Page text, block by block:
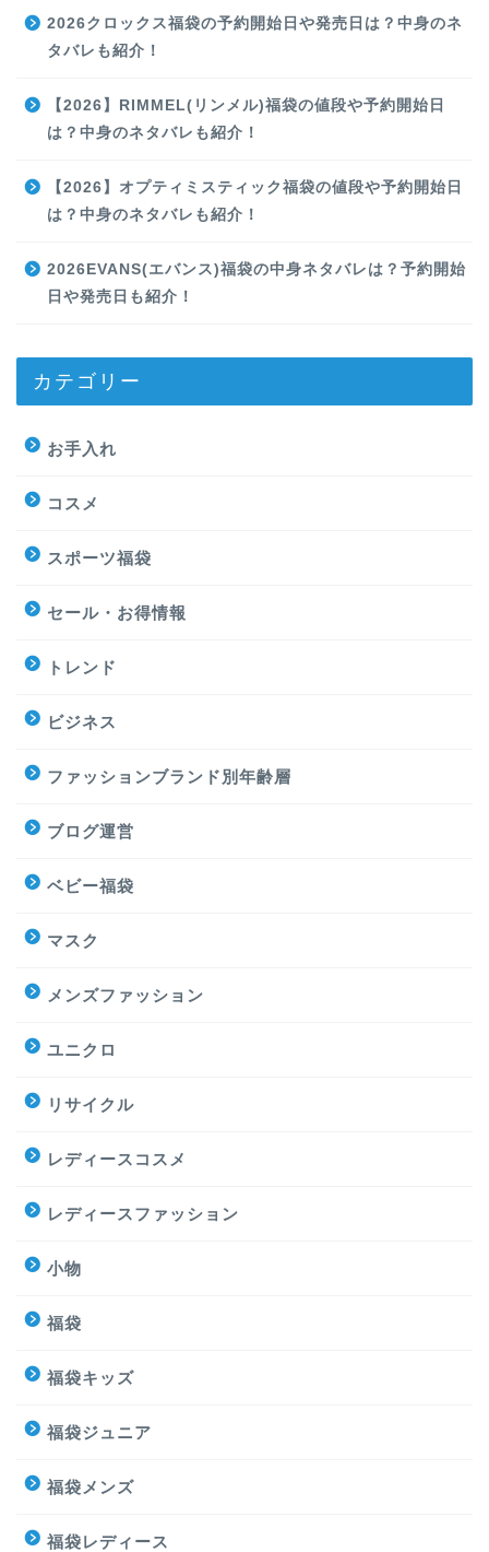
2026クロックス福袋の予約開始日や発売日は？中身のネ
タバレも紹介！
【2026】RIMMEL(リンメル)福袋の値段や予約開始日
は？中身のネタバレも紹介！
【2026】オプティミスティック福袋の値段や予約開始日
は？中身のネタバレも紹介！
2026EVANS(エバンス)福袋の中身ネタバレは？予約開始
日や発売日も紹介！
カテゴリー
お手入れ
コスメ
スポーツ福袋
セール・お得情報
トレンド
ビジネス
ファッションブランド別年齢層
ブログ運営
ベビー福袋
マスク
メンズファッション
ユニクロ
リサイクル
レディースコスメ
レディースファッション
小物
福袋
福袋キッズ
福袋ジュニア
福袋メンズ
福袋レディース